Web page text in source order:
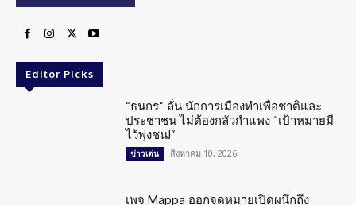
Editor Picks
“ธนกร” ลั่น นักการเมืองทำเพื่อชาติและ
ประชาชน ไม่ต้องกลัวกำแพง “เป้าหมายมี
ไว้พุ่งชน!”
ข่าวเด่น สิงหาคม 10, 2026
เพจ Mappa ออกจดหมายเปิดผนึกถึง